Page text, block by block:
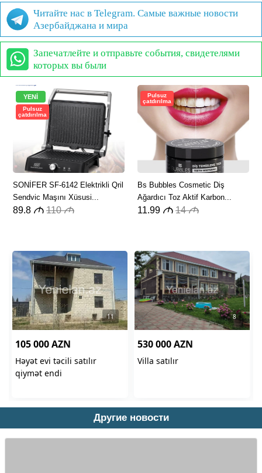
Читайте нас в Telegram. Самые важные новости
Азербайджана и мира
Запечатлейте и отправьте события, свидетелями
которых вы были
Другие новости